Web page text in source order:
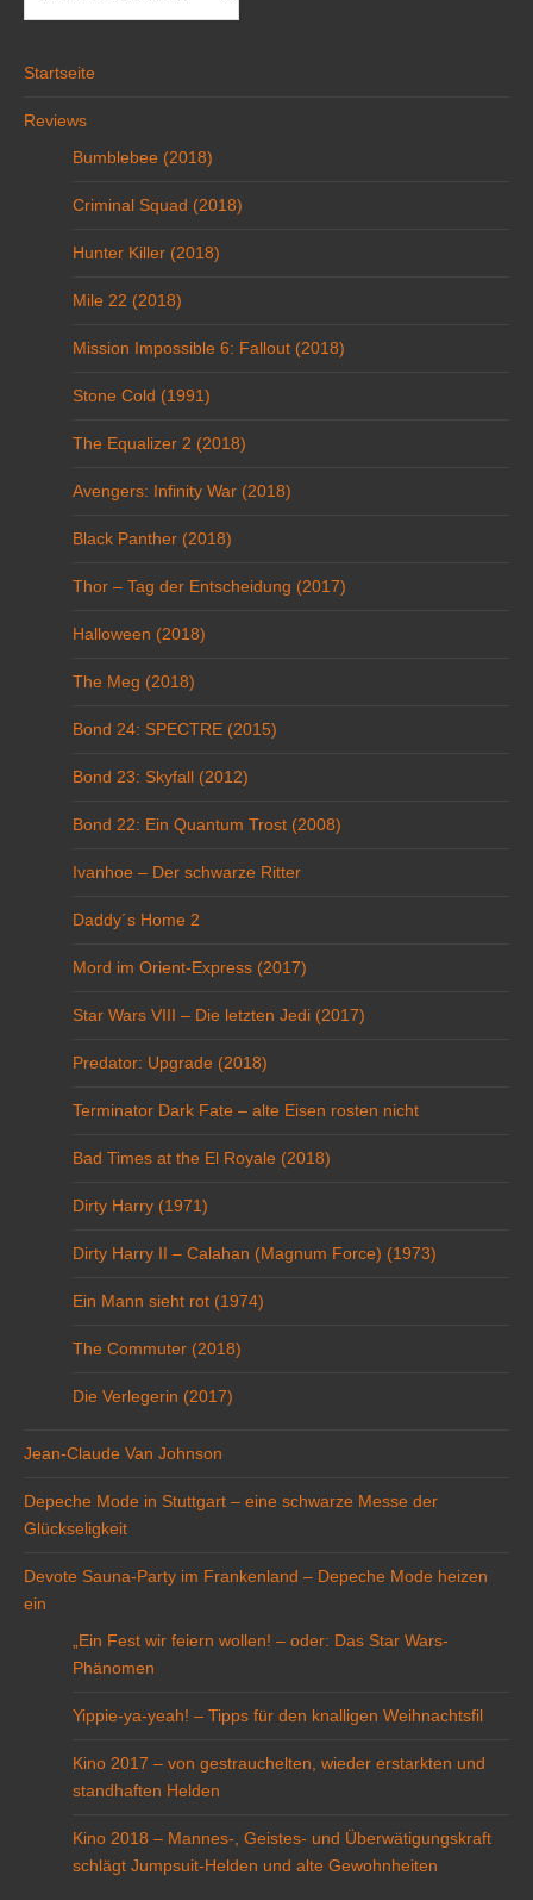
Startseite
Reviews
Bumblebee (2018)
Criminal Squad (2018)
Hunter Killer (2018)
Mile 22 (2018)
Mission Impossible 6: Fallout (2018)
Stone Cold (1991)
The Equalizer 2 (2018)
Avengers: Infinity War (2018)
Black Panther (2018)
Thor – Tag der Entscheidung (2017)
Halloween (2018)
The Meg (2018)
Bond 24: SPECTRE (2015)
Bond 23: Skyfall (2012)
Bond 22: Ein Quantum Trost (2008)
Ivanhoe – Der schwarze Ritter
Daddy´s Home 2
Mord im Orient-Express (2017)
Star Wars VIII – Die letzten Jedi (2017)
Predator: Upgrade (2018)
Terminator Dark Fate – alte Eisen rosten nicht
Bad Times at the El Royale (2018)
Dirty Harry (1971)
Dirty Harry II – Calahan (Magnum Force) (1973)
Ein Mann sieht rot (1974)
The Commuter (2018)
Die Verlegerin (2017)
Jean-Claude Van Johnson
Depeche Mode in Stuttgart – eine schwarze Messe der
Glückseligkeit
Devote Sauna-Party im Frankenland – Depeche Mode heizen
ein
„Ein Fest wir feiern wollen! – oder: Das Star Wars-
Phänomen
Yippie-ya-yeah! – Tipps für den knalligen Weihnachtsfil
Kino 2017 – von gestrauchelten, wieder erstarkten und
standhaften Helden
Kino 2018 – Mannes-, Geistes- und Überwätigungskraft
schlägt Jumpsuit-Helden und alte Gewohnheiten